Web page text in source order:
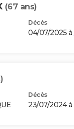
(67 ans)
Décès
04/07/2025 à
Décès
23/07/2024 à